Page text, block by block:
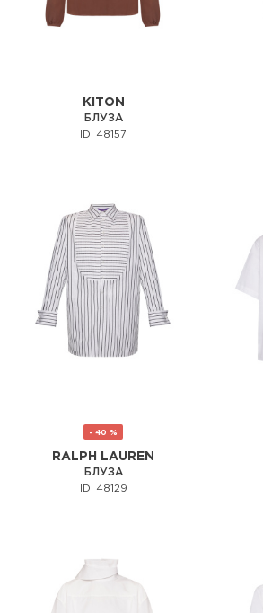
KITON
БЛУЗА
ID: 48157
- 40 %
RALPH LAUREN
БЛУЗА
ID: 48129